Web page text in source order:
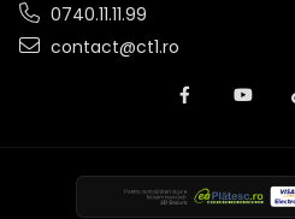
0740.11.11.99
contact@ct1.ro